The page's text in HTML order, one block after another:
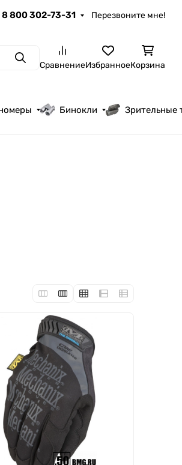
8 800 302-73-31 Перезвоните мне!
ПоискСравнениеИзбранноеКорзина
Бинокли Зрительные